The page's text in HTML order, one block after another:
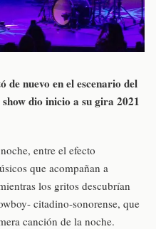
de nuevo en el escenario del
dio inicio a su gira 2021
entre el efecto
que acompañan a
los gritos descubrían
citadino-sonorense, que
canción de la noche.